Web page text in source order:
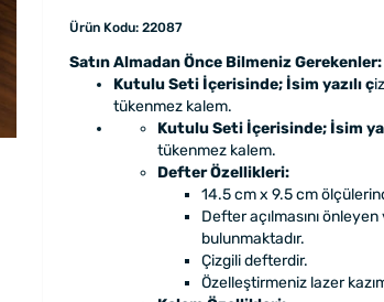
Ürün Kodu: 22087
Satın Almadan Önce Bilmeniz Gerekenler:
Kutulu Seti İçerisinde; İsim yazılı ç
tükenmez kalem.
Kutulu Seti İçerisinde; İsim
tükenmez kalem.
Defter Özellikleri:
14.5 cm x 9.5 cm
Defter açılmasını
bulunmaktadır.
Çizgili defterdir.
Özelleştirmeniz lazer